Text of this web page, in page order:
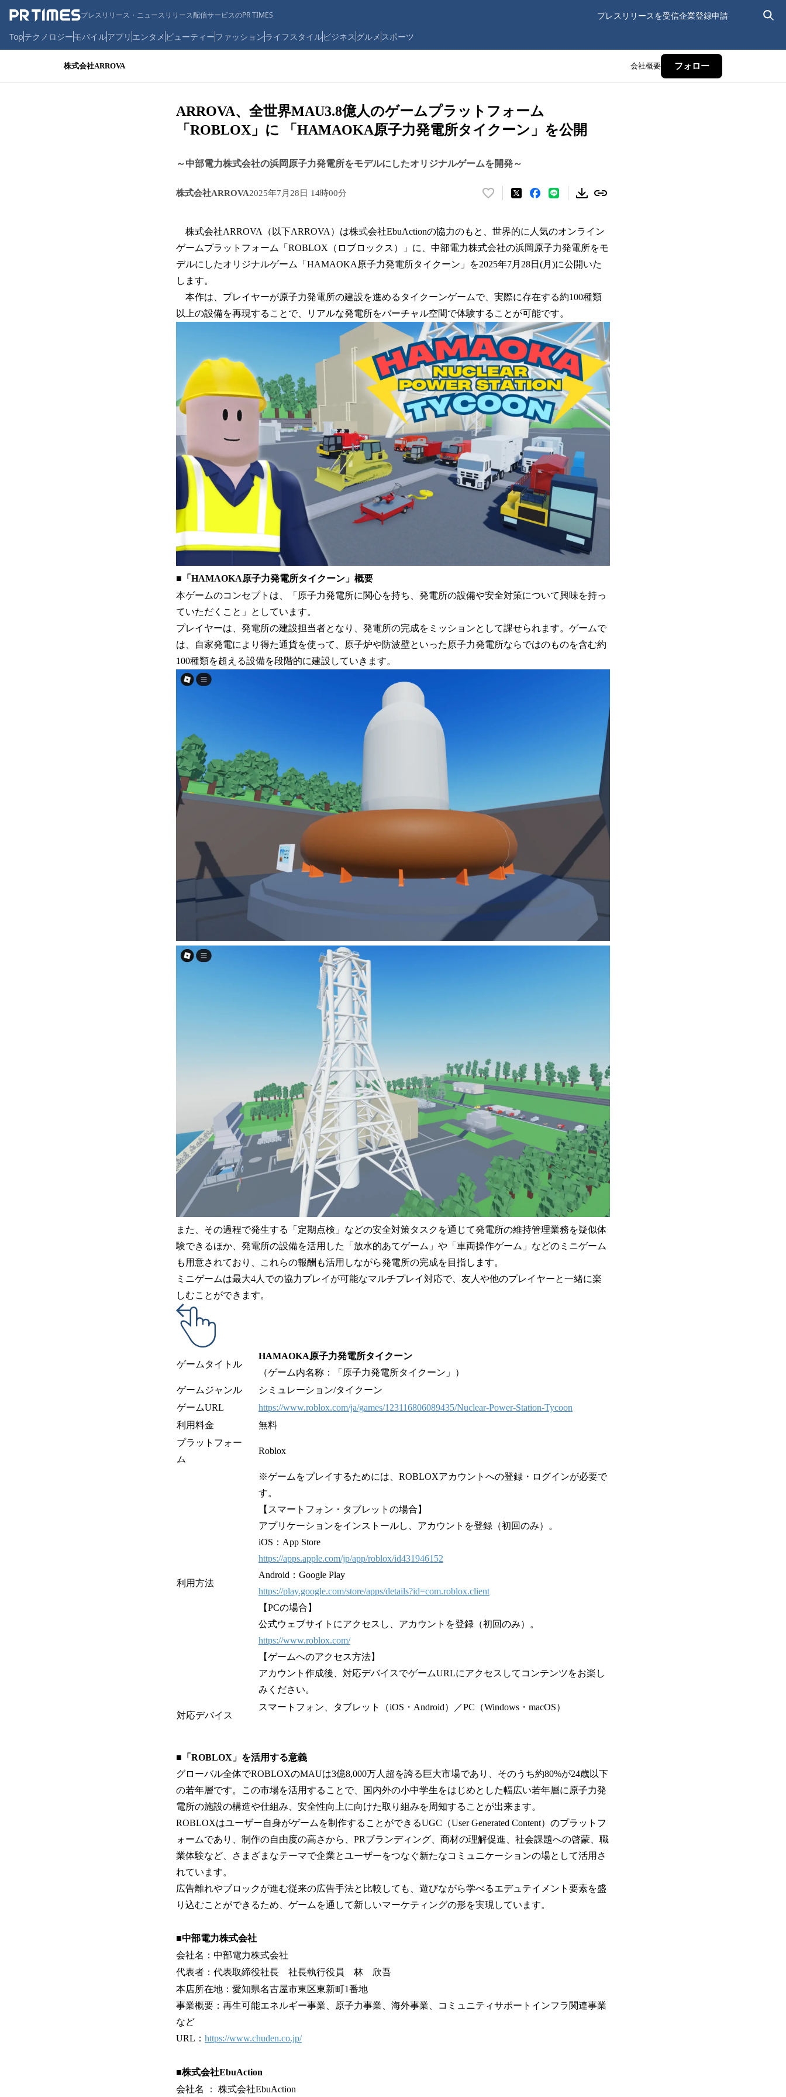
プレスリリース・ニュースリリース配信サービスのPR TIMES プレスリリースを受信企業登録申請
Topテクノロジーモバイルアプリ エンタメ ビューティーファッションライフスタイルビジネス グルメ スポーツ
株式会社ARROVA 会社概要 フォロー
ARROVA、全世界MAU3.8億人のゲームプラットフォーム
「ROBLOX」に 「HAMAOKA原子力発電所タイクーン」を公開
～中部電力株式会社の浜岡原子力発電所をモデルにしたオリジナルゲームを開発～
株式会社ARROVA2025年7月28日 14時00分
い
！
数
を
込
み
中
で
す
株式会社ARROVA（以下ARROVA）は株式会社EbuActionの協力のもと、世界的に人気のオンライン
ゲームプラットフォーム「ROBLOX（ロブロックス）」に、中部電力株式会社の浜岡原子力発電所をモ
デルにしたオリジナルゲーム「HAMAOKA原子力発電所タイクーン」を2025年7月28日(月)に公開いた
します。
本作は、プレイヤーが原子力発電所の建設を進めるタイクーンゲームで、実際に存在する約100種類
以上の設備を再現することで、リアルな発電所をバーチャル空間で体験することが可能です。
■「HAMAOKA原子力発電所タイクーン」概要
本ゲームのコンセプトは、「原子力発電所に関心を持ち、発電所の設備や安全対策について興味を持っ
ていただくこと」としています。
プレイヤーは、発電所の建設担当者となり、発電所の完成をミッションとして課せられます。ゲームで
は、自家発電により得た通貨を使って、原子炉や防波壁といった原子力発電所ならではのものを含む約
100種類を超える設備を段階的に建設していきます。
また、その過程で発生する「定期点検」などの安全対策タスクを通じて発電所の維持管理業務を疑似体
験できるほか、発電所の設備を活用した「放水的あてゲーム」や「車両操作ゲーム」などのミニゲーム
も用意されており、これらの報酬も活用しながら発電所の完成を目指します。
ミニゲームは最大4人での協力プレイが可能なマルチプレイ対応で、友人や他のプレイヤーと一緒に楽
しむことができます。
ゲームタイトル
HAMAOKA原子力発電所タイクーン
（ゲーム内名称：「原子力発電所タイクーン」）
ゲームジャンル
シミュレーション/タイクーン
ゲームURL
https://www.roblox.com/ja/games/123116806089435/Nuclear-Power-Station-Tycoon
利用料金
無料
プラットフォー
ム
Roblox
利用方法
※ゲームをプレイするためには、ROBLOXアカウントへの登録・ログインが必要で
す。
【スマートフォン・タブレットの場合】
アプリケーションをインストールし、アカウントを登録（初回のみ）。
iOS：App Store
https://apps.apple.com/jp/app/roblox/id431946152
Android：Google Play
https://play.google.com/store/apps/details?id=com.roblox.client
【PCの場合】
公式ウェブサイトにアクセスし、アカウントを登録（初回のみ）。
https://www.roblox.com/
【ゲームへのアクセス方法】
アカウント作成後、対応デバイスでゲームURLにアクセスしてコンテンツをお楽し
みください。
対応デバイス
スマートフォン、タブレット（iOS・Android）／PC（Windows・macOS）
■「ROBLOX」を活用する意義
グローバル全体でROBLOXのMAUは3億8,000万人超を誇る巨大市場であり、そのうち約80%が24歳以下
の若年層です。この市場を活用することで、国内外の小中学生をはじめとした幅広い若年層に原子力発
電所の施設の構造や仕組み、安全性向上に向けた取り組みを周知することが出来ます。
ROBLOXはユーザー自身がゲームを制作することができるUGC（User Generated Content）のプラットフ
ォームであり、制作の自由度の高さから、PRブランディング、商材の理解促進、社会課題への啓蒙、職
業体験など、さまざまなテーマで企業とユーザーをつなぐ新たなコミュニケーションの場として活用さ
れています。
広告離れやブロックが進む従来の広告手法と比較しても、遊びながら学べるエデュテイメント要素を盛
り込むことができるため、ゲームを通して新しいマーケティングの形を実現しています。
■中部電力株式会社
会社名：中部電力株式会社
代表者：代表取締役社長 社長執行役員 林 欣吾
本店所在地：愛知県名古屋市東区東新町1番地
事業概要：再生可能エネルギー事業、原子力事業、海外事業、コミュニティサポートインフラ関連事業
など
URL： https://www.chuden.co.jp/
■株式会社EbuAction
会社名 ： 株式会社EbuAction